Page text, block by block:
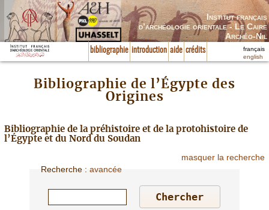
Institut français
d’archéologie orientale - Le Caire
Archéo-Nil
bibliographie introduction aide crédits
français
english
Bibliographie de l’Égypte des
Origines
Bibliographie de la préhistoire et de la protohistoire de
l’Égypte et du Nord du Soudan
masquer la recherche
Recherche :avancée